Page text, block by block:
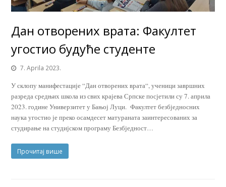
Дан отворених врата: Факултет
угостио будуће студенте
7. Aprila 2023.
У склопу манифестације “Дан отворених врата“, ученици завршних
разреда средњих школа из свих крајева Српске посјетили су 7. априла
2023. године Универзитет у Бањој Луци. Факултет безбједносних
наука угостио је преко осамдесет матураната заинтересованих за
студирање на студијском програму Безбједност…
Прочитај више